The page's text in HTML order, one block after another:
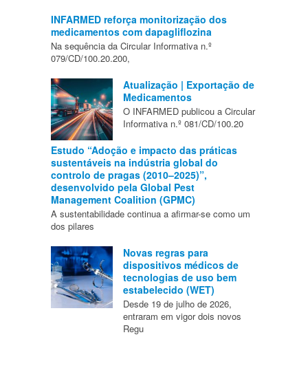
INFARMED reforça monitorização dos
medicamentos com dapagliflozina
Na sequência da Circular Informativa n.º
079/CD/100.20.200,
Atualização | Exportação de
Medicamentos
O INFARMED publicou a Circular
Informativa n.º 081/CD/100.20
Estudo “Adoção e impacto das práticas
sustentáveis na indústria global do
controlo de pragas (2010–2025)”,
desenvolvido pela Global Pest
Management Coalition (GPMC)
A sustentabilidade continua a afirmar-se como um
dos pilares
Novas regras para
dispositivos médicos de
tecnologias de uso bem
estabelecido (WET)
Desde 19 de julho de 2026,
entraram em vigor dois novos
Regu